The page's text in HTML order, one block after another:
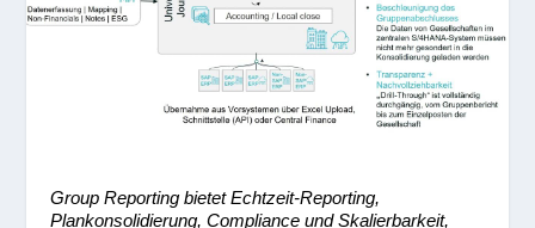
Group Reporting bietet Echtzeit-Reporting,
Plankonsolidierung, Compliance und Skalierbarkeit,